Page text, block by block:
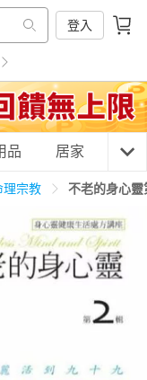
登入
健 民生用品
親子玩具
品 居家 3C
理宗教 不老的身心